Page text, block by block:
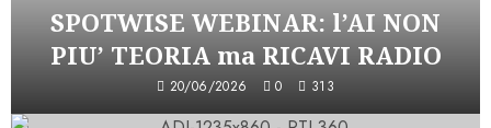
SPOTWISE WEBINAR: l’AI NON
PIU’ TEORIA ma RICAVI RADIO
20/06/2026 0 313